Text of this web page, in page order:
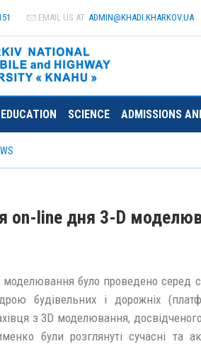
EMAIL US AT ADMIN@KHADI.KHARKOV.UA
EDUCATION SCIENCE ADMISSIONS
on-line дня 3-D
було проведено серед
будівельних і дорожніх
з 3D моделювання,
були розглянуті сучасні та